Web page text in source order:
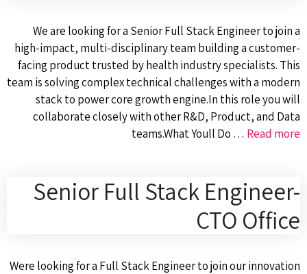
We are looking for a Senior Full Stack Engineer to join a
high-impact, multi-disciplinary team building a customer-
facing product trusted by health industry specialists. This
team is solving complex technical challenges with a modern
stack to power core growth engine.In this role you will
collaborate closely with other R&D, Product, and Data
teams.What Youll Do … Read more
Senior Full Stack Engineer-
CTO Office
Were looking for a Full Stack Engineer to join our innovation